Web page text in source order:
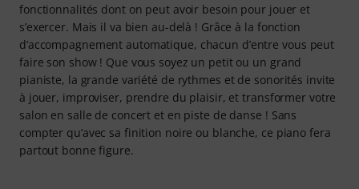
fonctionnalités dont on peut avoir besoin pour jouer et
s’exercer. Mais il va bien au-delà ! Grâce à la fonction
d’accompagnement automatique, chacun d’entre vous peut
faire son show ! Que vous soyez un petit ou un grand
pianiste, la grande variété de rythmes et de sonorités invite
à jouer, improviser, prendre du plaisir, et transformer votre
salon en salle de concert et en piste de danse ! Sans
compter qu’avec sa finition noire ou blanche, ce piano fera
partout bonne figure.